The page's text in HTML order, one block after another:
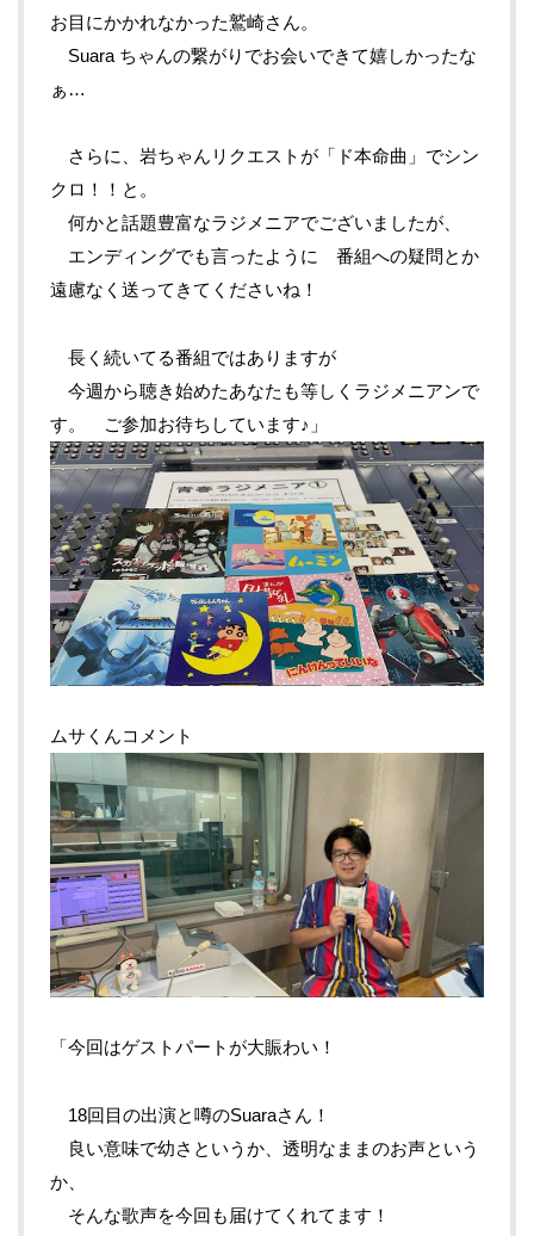
お目にかかれなかった鷲崎さん。
Suara ちゃんの繋がりでお会いできて嬉しかったな
ぁ…
さらに、岩ちゃんリクエストが「ド本命曲」でシン
クロ！！と。
何かと話題豊富なラジメニアでございましたが、
エンディングでも言ったように 番組への疑問とか
遠慮なく送ってきてくださいね！
長く続いてる番組ではありますが
今週から聴き始めたあなたも等しくラジメニアンで
す。 ご参加お待ちしています♪」
ムサくんコメント
「今回はゲストパートが大賑わい！
18回目の出演と噂のSuaraさん！
良い意味で幼さというか、透明なままのお声という
か、
そんな歌声を今回も届けてくれてます！